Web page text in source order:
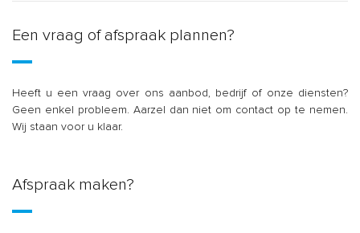
Een vraag of afspraak plannen?
Heeft u een vraag over ons aanbod, bedrijf of onze diensten?
Geen enkel probleem. Aarzel dan niet om contact op te nemen.
Wij staan voor u klaar.
Afspraak maken?